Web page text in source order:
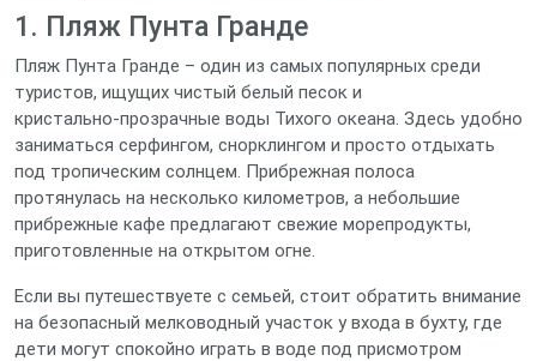
1. Пляж Пунта Гранде
Пляж Пунта Гранде – один из самых популярных среди
туристов, ищущих чистый белый песок и
кристально‑прозрачные воды Тихого океана. Здесь удобно
заниматься серфингом, снорклингом и просто отдыхать
под тропическим солнцем. Прибрежная полоса
протянулась на несколько километров, а небольшие
прибрежные кафе предлагают свежие морепродукты,
приготовленные на открытом огне.
Если вы путешествуете с семьей, стоит обратить внимание
на безопасный мелководный участок у входа в бухту, где
дети могут спокойно играть в воде под присмотром